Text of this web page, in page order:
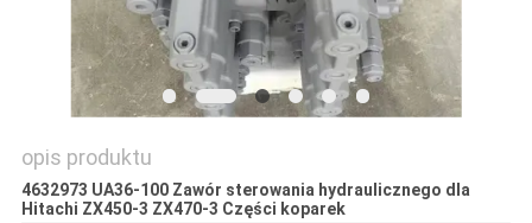
SITEMAP
POLITYKA
PRYWATNOŚCI
opis produktu
4632973 UA36-100 Zawór sterowania hydraulicznego dla
Hitachi ZX450-3 ZX470-3 Części koparek